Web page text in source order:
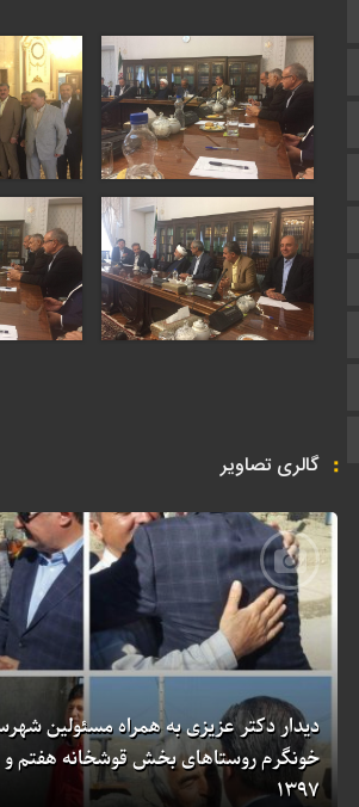
اپلیکیشن سایت
سروش
آپارات
اینستاگرام
اطلاعات سایت
گالری تصاویر
دیدار دکتر عزیزی به همراه مسئولین
خونگرم روستاهای بخش قوشخانه هفتم و
۱۳۹۷